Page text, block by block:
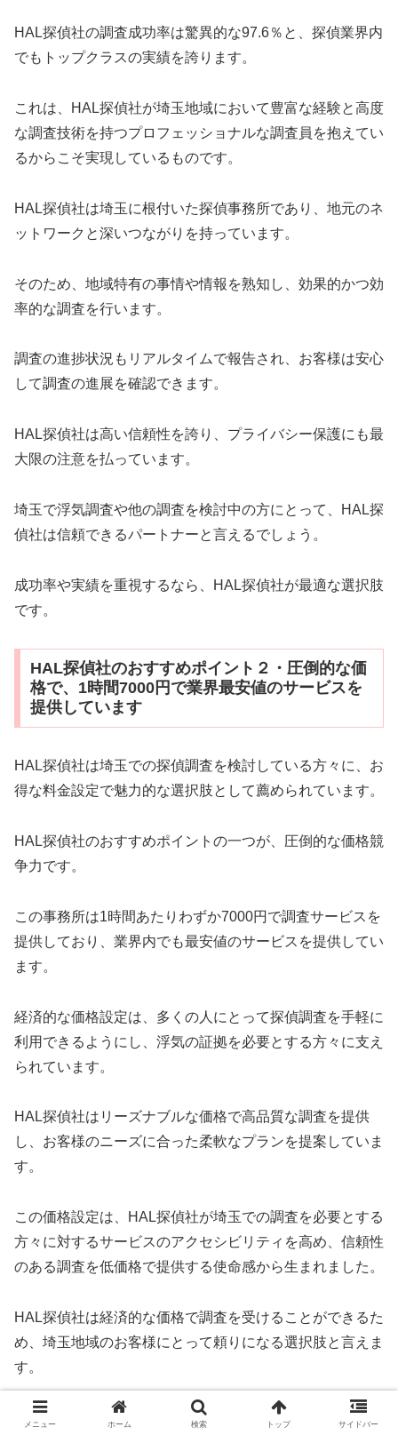
HAL探偵社の調査成功率は驚異的な97.6％と、探偵業界内
でもトップクラスの実績を誇ります。
これは、HAL探偵社が埼玉地域において豊富な経験と高度
な調査技術を持つプロフェッショナルな調査員を抱えてい
るからこそ実現しているものです。
HAL探偵社は埼玉に根付いた探偵事務所であり、地元のネ
ットワークと深いつながりを持っています。
そのため、地域特有の事情や情報を熟知し、効果的かつ効
率的な調査を行います。
調査の進捗状況もリアルタイムで報告され、お客様は安心
して調査の進展を確認できます。
HAL探偵社は高い信頼性を誇り、プライバシー保護にも最
大限の注意を払っています。
埼玉で浮気調査や他の調査を検討中の方にとって、HAL探
偵社は信頼できるパートナーと言えるでしょう。
成功率や実績を重視するなら、HAL探偵社が最適な選択肢
です。
HAL探偵社のおすすめポイント２・圧倒的な価
格で、1時間7000円で業界最安値のサービスを
提供しています
HAL探偵社は埼玉での探偵調査を検討している方々に、お
得な料金設定で魅力的な選択肢として薦められています。
HAL探偵社のおすすめポイントの一つが、圧倒的な価格競
争力です。
この事務所は1時間あたりわずか7000円で調査サービスを
提供しており、業界内でも最安値のサービスを提供してい
ます。
経済的な価格設定は、多くの人にとって探偵調査を手軽に
利用できるようにし、浮気の証拠を必要とする方々に支え
られています。
HAL探偵社はリーズナブルな価格で高品質な調査を提供
し、お客様のニーズに合った柔軟なプランを提案していま
す。
この価格設定は、HAL探偵社が埼玉での調査を必要とする
方々に対するサービスのアクセシビリティを高め、信頼性
のある調査を低価格で提供する使命感から生まれました。
HAL探偵社は経済的な価格で調査を受けることができるた
め、埼玉地域のお客様にとって頼りになる選択肢と言えま
す。
HAL探偵社のおすすめポイント３・完全成功報
メニュー ホーム 検索 トップ サイドバー